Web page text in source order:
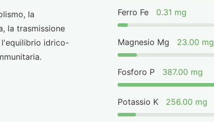
la
la trasmissione
l'equilibrio idrico-
Ferro Fe 0.31 mg
Magnesio Mg 23.00 mg
Fosforo P 387.00 mg
Potassio K 256.00 mg